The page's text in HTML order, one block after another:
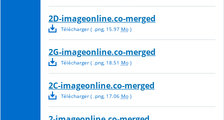
2D-imageonline.co-merged
Télécharger( .png, 15.97 Mo)
2G-imageonline.co-merged
Télécharger( .png, 18.51 Mo)
2C-imageonline.co-merged
Télécharger( .png, 17.06 Mo)